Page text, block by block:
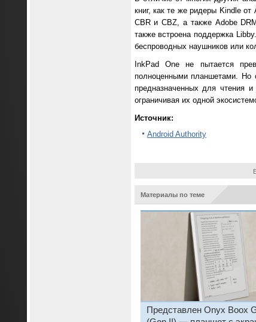
книг, как те же ридеры Kindle
CBR и CBZ, а также Adobe
также встроена поддержка
беспроводных наушников или
InkPad One не пытается
полноценными планшетами. Но
предназначенных для чтения
ограничивая их одной
Источник:
Android Authority
Материалы по теме
Представлен Onyx Boox